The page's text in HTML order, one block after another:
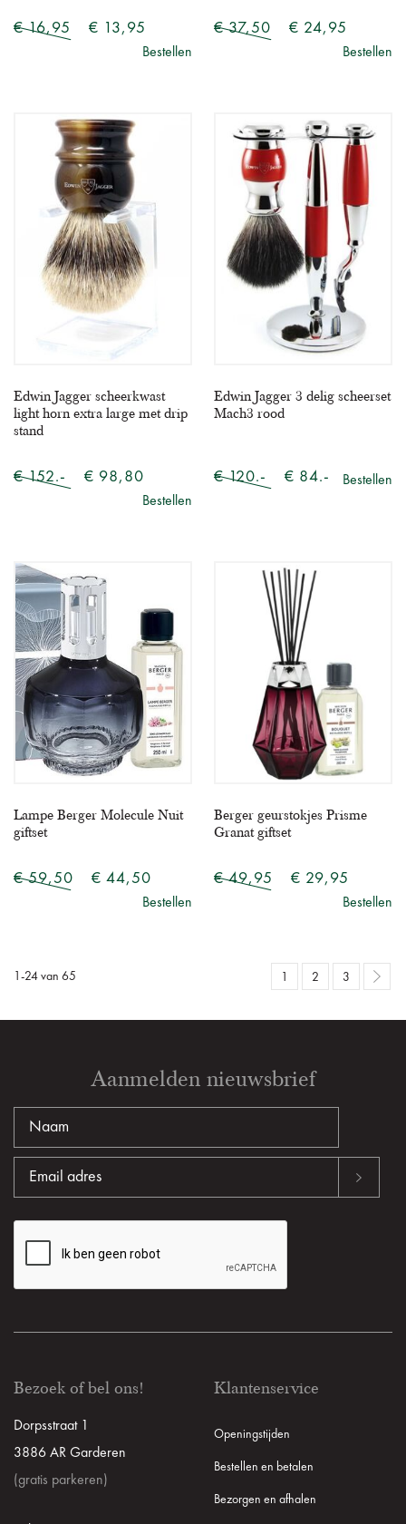
€ 16,95 € 13,95
Bestellen
€ 37,50 € 24,95
Bestellen
Edwin Jagger scheerkwast
light horn extra large met drip
stand
€ 152.- € 98,80
Bestellen
Edwin Jagger 3 delig scheerset
Mach3 rood
€ 120.- € 84.- Bestellen
Lampe Berger Molecule Nuit
giftset
€ 59,50 € 44,50
Bestellen
Berger geurstokjes Prisme
Granat giftset
€ 49,95 € 29,95
Bestellen
1 -24 van 65 1 2 3
Aanmelden nieuwsbrief
Bezoek of bel ons!
Dorpsstraat 1
3886 AR Garderen
(gratis parkeren)
Klantenservice
Openingstijden
Bestellen en betalen
Bezorgen en afhalen